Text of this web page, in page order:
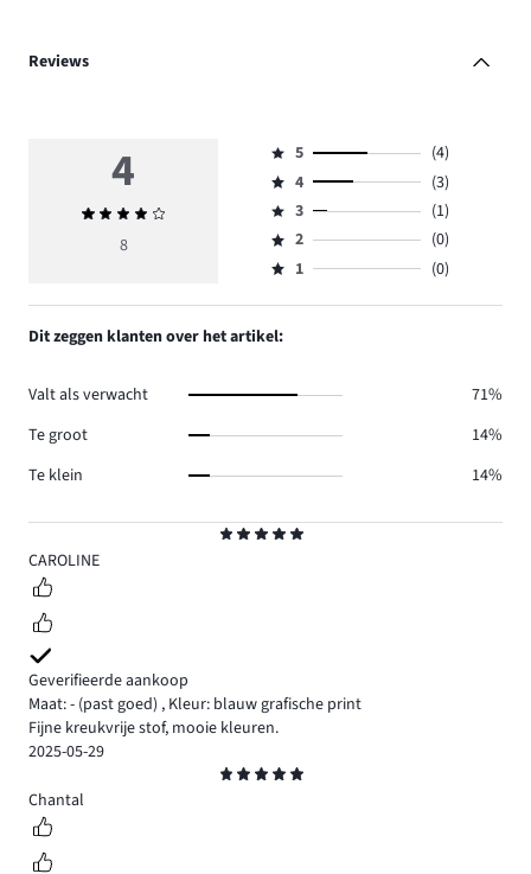
Reviews
5
CAROLINE
Geverifieerde aankoop
Maat: - (past goed) , Kleur: blauw grafische print
Fijne kreukvrije stof, mooie kleuren.
2025-05-29
5
Chantal
4
Gemiddelde
beoordeling
8
Beoordeling
5,
aantal
reviews
4.
5
(4)
Beoordeling
4,
aantal
reviews
4
(3)
Beoordeling
3,
aantal
3
(1)
Beoordeling
2,
0.
2
(0)
Beoordeling
1,
aantal
reviews
1 (0)
Dit zeggen klanten over het artikel:
Valt als verwacht
71%
Te groot
14%
Te klein
14%